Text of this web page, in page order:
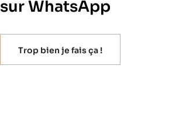
sur WhatsApp
Trop bien je fais ça !